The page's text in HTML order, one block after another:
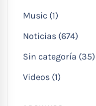
Music (1)
Noticias (674)
Sin categoría (35)
Videos (1)